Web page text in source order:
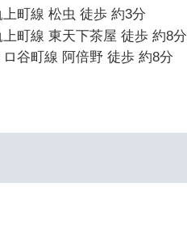
上町線 松虫 徒歩 約3分
上町線 東天下茶屋 徒歩 約8分
ロ谷町線 阿倍野 徒歩 約8分